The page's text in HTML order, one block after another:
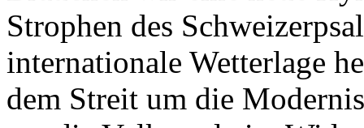
Strophen des
internationale Wetterlage
dem Streit um die